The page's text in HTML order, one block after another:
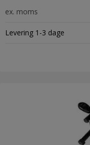
ex. moms
Levering 1-3 dage